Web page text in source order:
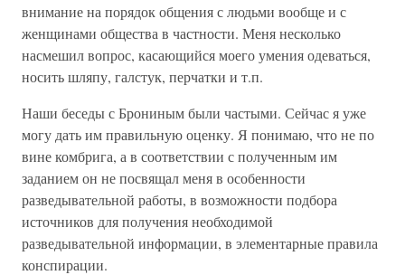
внимание на порядок общения с людьми вообще и с
женщинами общества в частности. Меня несколько
насмешил вопрос, касающийся моего умения одеваться,
носить шляпу, галстук, перчатки и т.п.
Наши беседы с Брониным были частыми. Сейчас я уже
могу дать им правильную оценку. Я понимаю, что не по
вине комбрига, а в соответствии с полученным им
заданием он не посвящал меня в особенности
разведывательной работы, в возможности подбора
источников для получения необходимой
разведывательной информации, в элементарные правила
конспирации.